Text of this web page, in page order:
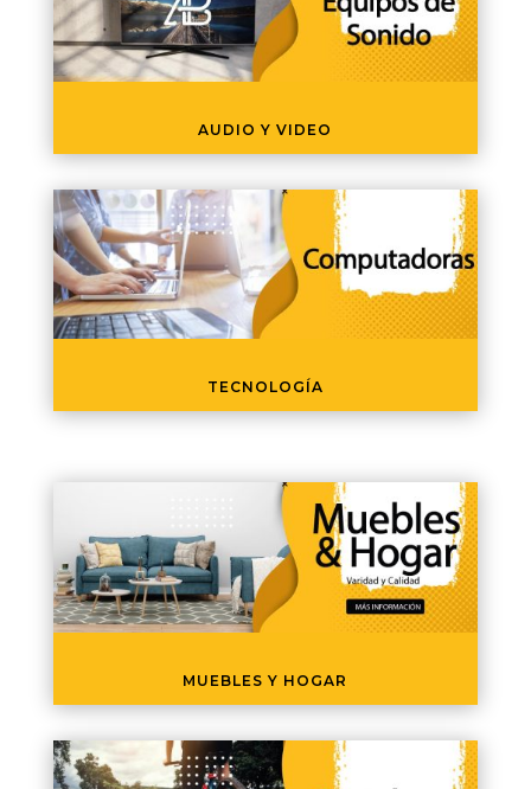
AUDIO Y VIDEO
TECNOLOGÍA
MUEBLES Y HOGAR